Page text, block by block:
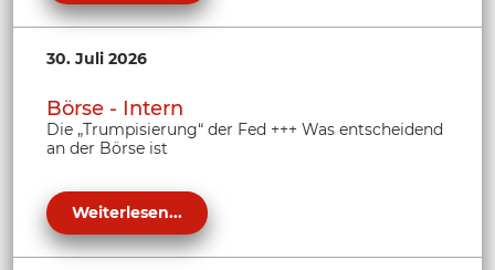
30. Juli 2026
Börse - Intern
Die „Trumpisierung“ der Fed +++ Was entscheidend
an der Börse ist
Weiterlesen...